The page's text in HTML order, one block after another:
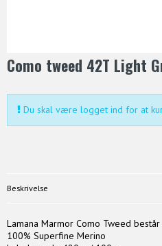
Como tweed 42T Light
Du skal være logget ind for at
Beskrivelse
Lamana Marmor Como Tweed består
100% Superfine Merino